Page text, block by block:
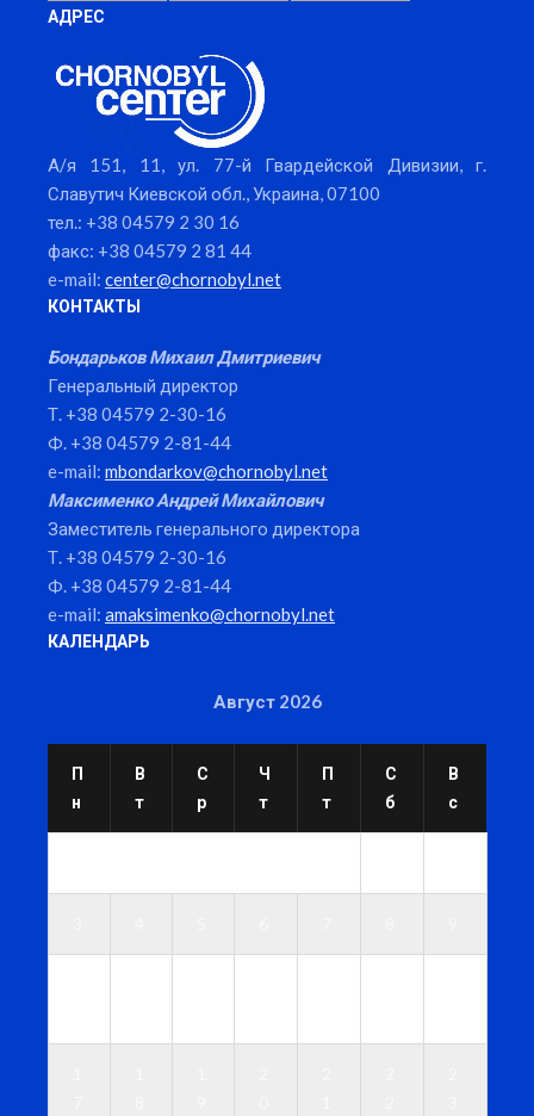
АДРЕС
А/я 151, 11, ул. 77-й Гвардейской Дивизии, г.
Славутич Киевской обл., Украина, 07100
тел.: +38 04579 2 30 16
факс: +38 04579 2 81 44
e-mail: center@chornobyl.net
КОНТАКТЫ
Бондарьков Михаил Дмитриевич
Генеральный директор
Т. +38 04579 2-30-16
Ф. +38 04579 2-81-44
e-mail: mbondarkov@chornobyl.net
Максименко Андрей Михайлович
Заместитель генерального директора
Т. +38 04579 2-30-16
Ф. +38 04579 2-81-44
e-mail: amaksimenko@chornobyl.net
КАЛЕНДАРЬ
Август 2026
П
н
В
т
С
р
Ч
т
П
т
С
б
В
с